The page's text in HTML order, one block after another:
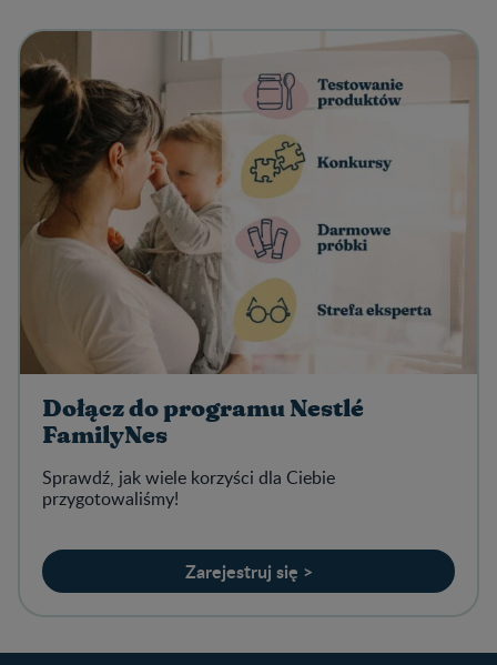
Dołącz do programu Nestlé
FamilyNes
Sprawdź, jak wiele korzyści dla Ciebie
przygotowaliśmy!
Zarejestruj się >